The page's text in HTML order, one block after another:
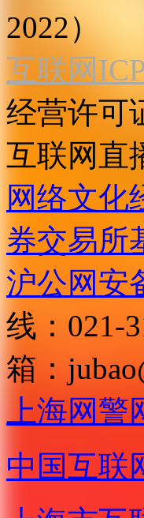
2022）
互联网
经营许可
互联网直
网络文化
券交易所
沪公网安
线：021-
箱：
上海网警
中国互联